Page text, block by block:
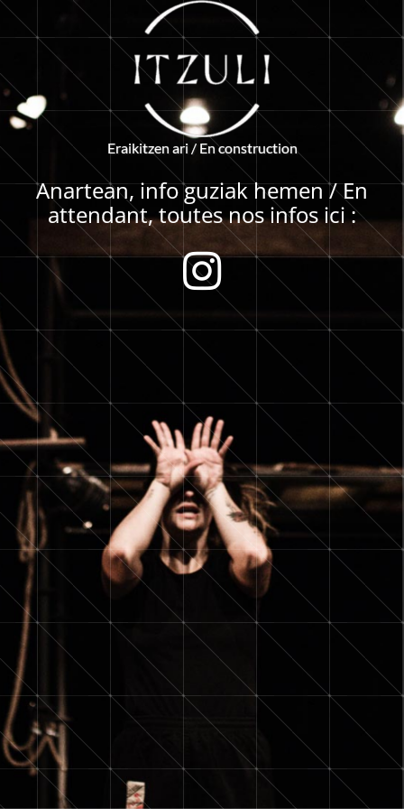
Eraikitzenari/ Enconstruction
Anartean, info guziak hemen / En
attendant, toutes nos infos ici :